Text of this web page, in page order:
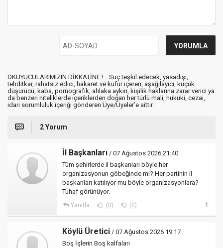
OKUYUCULARIMIZIN DİKKATİNE !... Suç teşkil edecek, yasadışı,
tehditkar, rahatsız edici, hakaret ve küfür içeren, aşağılayıcı, küçük
düşürücü, kaba, pornografik, ahlaka aykırı, kişilik haklarına zarar verici ya
da benzeri niteliklerde içeriklerden doğan her türlü mali, hukuki, cezai,
idari sorumluluk içeriği gönderen Üye/Üyeler’e aittir.
2 Yorum
İl Başkanları / 07 Ağustos 2026 21:40
Tüm şehirlerde il başkanları böyle her
organizasyonun göbeğinde mi? Her partinin il
başkanları katılıyor mu böyle organizasyonlara?
Tuhaf görünüyor.
Yanıtla (0) (0)
Köylü Üretici / 07 Ağustos 2026 19:17
Boş İşlerin Boş kalfaları